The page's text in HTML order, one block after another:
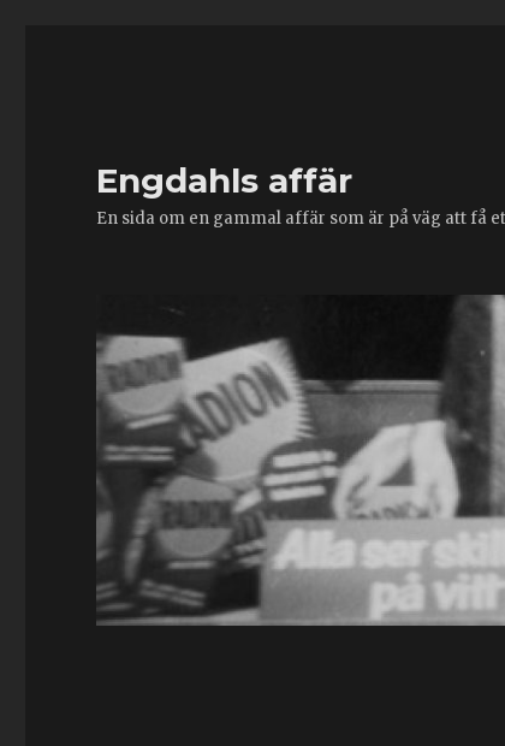
Engdahls affär
En sida om en gammal affär som är på väg att få